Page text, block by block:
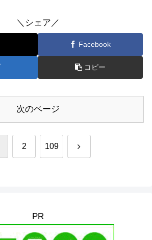
＼シェア／
Facebook
コピー
次のページ
2 109 次
PR